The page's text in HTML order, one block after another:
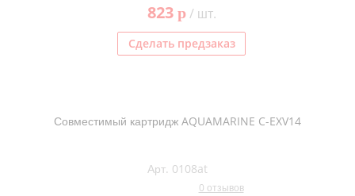
823 p/ шт.
Сделать предзаказ
Совместимый картридж AQUAMARINE C-EXV14
Арт. 0108at
0 отзывов